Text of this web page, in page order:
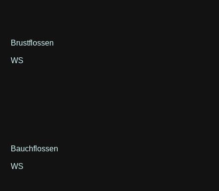
Brustflossen
WS
Bauchflossen
WS